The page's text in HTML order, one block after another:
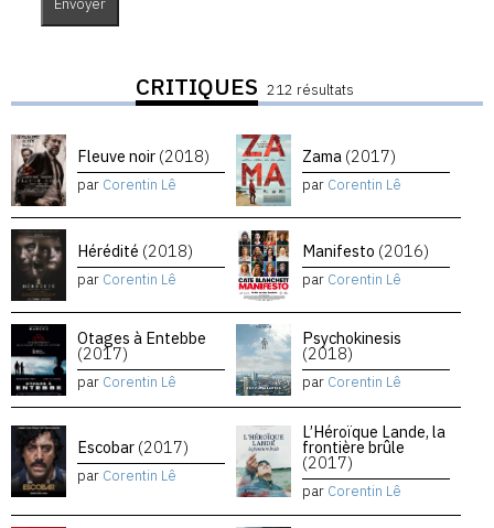
CRITIQUES 212 résultats
Fleuve noir (2018)
par Corentin Lê
Zama (2017)
par Corentin Lê
Hérédité (2018)
par Corentin Lê
Manifesto (2016)
par Corentin Lê
Otages à Entebbe
(2017)
par Corentin Lê
Psychokinesis
(2018)
par Corentin Lê
Escobar (2017)
par Corentin Lê
L’Héroïque Lande, la
frontière brûle
(2017)
par Corentin Lê